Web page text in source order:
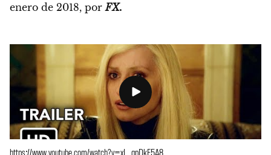
enero de 2018, porFX.
https://www.youtube.com/watch?v=xL_qpDkF5A8